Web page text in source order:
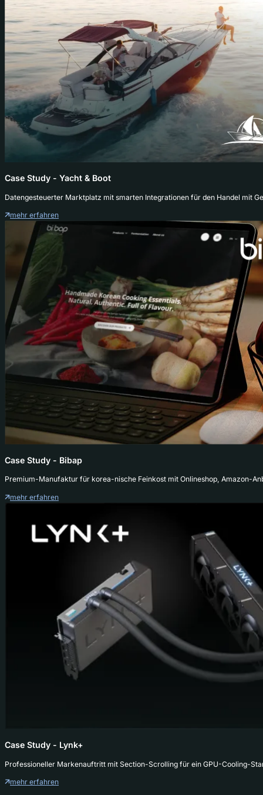
Case Study - Yacht & Boot
Datengesteuerter Marktplatz mit smarten Integrationen für den Handel mit
mehr erfahren
Case Study - Bibap
Premium-Manufaktur für korea-nische Feinkost mit Onlineshop, Amazon-
mehr erfahren
Case Study - Lynk+
Professioneller Markenauftritt mit Section-Scrolling für ein GPU-Cooling-
mehr erfahren